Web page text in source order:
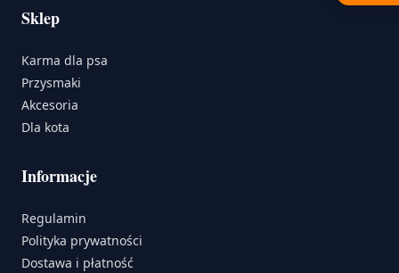
Sklep
Karma dla psa
Przysmaki
Akcesoria
Dla kota
Informacje
Regulamin
Polityka prywatności
Dostawa i płatność